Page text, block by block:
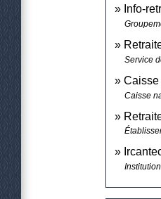
Info-
Service
Caisse
Caisse